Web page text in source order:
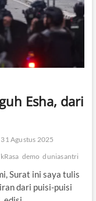
Esha, dari
31 Agustus 2025
demo duniasantri
Surat ini saya tulis
dari puisi-puisi